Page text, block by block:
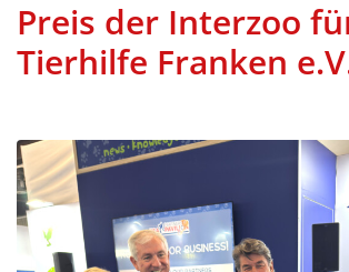
Preis der Interzoo
Tierhilfe Franken